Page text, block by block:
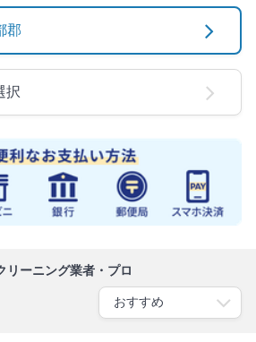
郡
択
リーニング業者・プロ